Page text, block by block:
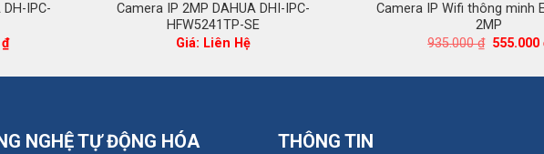
IPC-
₫Giá
hiện
là:
Camera IP 2MP DAHUA DHI-IPC-
HFW5241TP-SE
Giá: Liên Hệ
Camera IP Wifi thông minh
2MP
935.000₫ Giá
935.000
555.000
NGHỆ TỰ ĐỘNG HÓA THÔNG TIN